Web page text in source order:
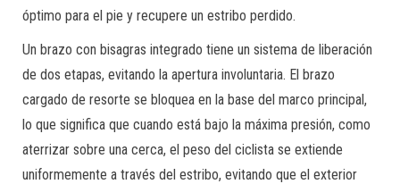
óptimo para el pie y recupere un estribo perdido.
Un brazo con bisagras integrado tiene un sistema de liberación
de dos etapas, evitando la apertura involuntaria. El brazo
cargado de resorte se bloquea en la base del marco principal,
lo que significa que cuando está bajo la máxima presión, como
aterrizar sobre una cerca, el peso del ciclista se extiende
uniformemente a través del estribo, evitando que el exterior